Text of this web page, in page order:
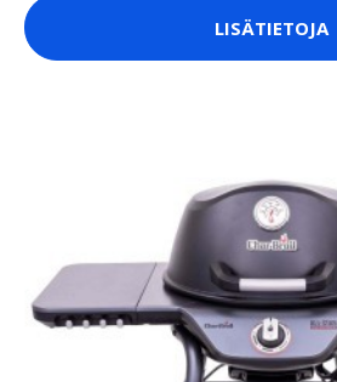
LISÄTIETOJA